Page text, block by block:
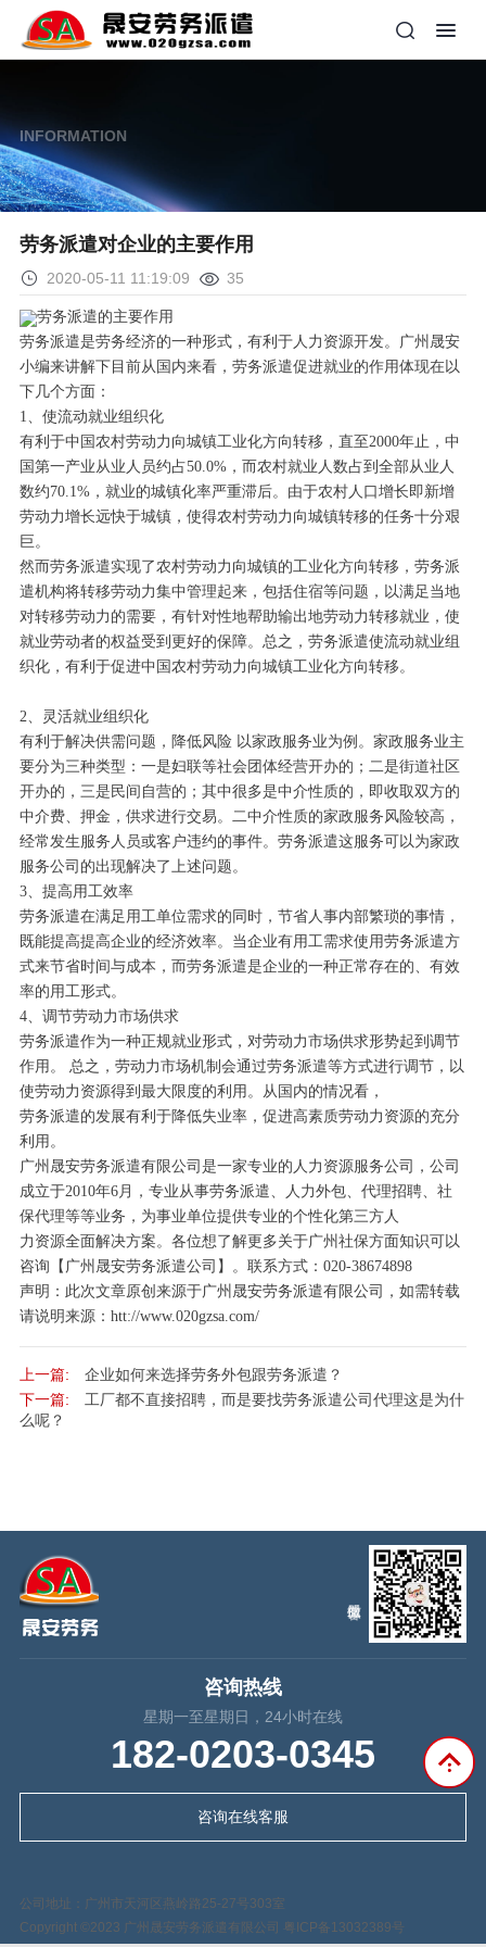
INFORMATION
劳务派遣对企业的主要作用
2020-05-11 11:19:09 35
劳务派遣的主要作用
劳务派遣是劳务经济的一种形式，有利于人力资源开发。广州晟安
小编来讲解下目前从国内来看，劳务派遣促进就业的作用体现在以
下几个方面：
1、使流动就业组织化
有利于中国农村劳动力向城镇工业化方向转移，直至2000年止，中
国第一产业从业人员约占50.0%，而农村就业人数占到全部从业人
数约70.1%，就业的城镇化率严重滞后。由于农村人口增长 即新增
劳动力增长远快于城镇，使得农村劳动力向城镇转移的任务十分艰
巨。
然而劳务派遣实现了农村劳动力向城镇的工业化方向转移，劳务派
遣机构将转移劳动力集中管理起来，包括住宿等问题，以满足当地
对转移劳动力的需要，有针对性地帮助输出地劳动力转移就业，使
就业劳动者的权益受到更好的保障。总之， 劳务派遣使流动就业组
织化，有利于促进中国农村劳动力向城镇工业化方向转移。
2、灵活就业组织化
有利于解决供需问题，降低风险 以家政服务业为例。家政服务业主
要分为三种类型：一是妇联等社会团体经营开办的；二是街道社区
开办的，三是民间自营的；其中很多是中介性质的，即收取双方的
中介费、押金，供求进行交易。二中介性质的家政服务风险较高，
经常发生服务人员或客户违约的事件。劳务派遣这服务可以为家政
服务公司的出现解决了上述问题。
3、提高用工效率
劳务派遣在满足用工单位需求的同时，节省人事内部繁琐的事情，
既能提高提高企业的经济效率。当企业有用工需求使用劳务派遣方
式来节省时间与成本，而劳务派遣是企业的一种正常存在的、有效
率的用工形式。
4、调节劳动力市场供求
劳务派遣作为一种正规就业形式，对劳动力市场供求形势起到调节
作用。 总之，劳动力市场机制会通过劳务派遣等方式进行调节，以
使劳动力资源得到最大限度的利用。从国内的情况看，
劳务派遣的发展有利于降低失业率，促进高素质劳动力资源的充分
利用。
广州晟安劳务派遣有限公司是一家专业的人力资源服务公司，公司
成立于2010年6月，专业从事劳务派遣、人力外包、代理招聘、社
保代理等等业务，为事业单位提供专业的个性化第三方人
力资源全面解决方案。各位想了解更多关于广州社保方面知识可以
咨询【广州晟安劳务派遣公司】。联系方式：020-38674898
声明：此次文章原创来源于广州晟安劳务派遣有限公司，如需转载
请说明来源：htt://www.020gzsa.com/
上一篇:
企业如何来选择劳务外包跟劳务派遣？
下一篇:
工厂都不直接招聘，而是要找劳务派遣公司代理这是为什
么呢？
咨询热线
星期一至星期日，24小时在线
182-0203-0345
咨询在线客服
公司地址：广州市天河区燕岭路25-27号303室
Copyright ©2023 广州晟安劳务派遣有限公司
粤ICP备13032389号